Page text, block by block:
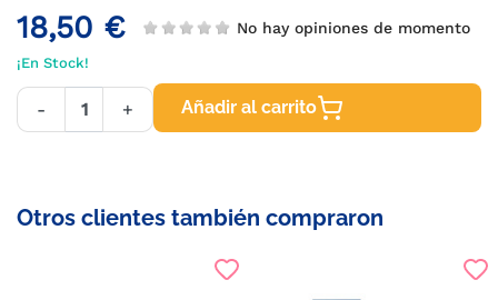
18,50 € No hay opiniones de momento
¡En Stock!
- + Añadir al carrito
Otros clientes también compraron